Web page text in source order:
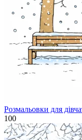
Розмальовки для
100